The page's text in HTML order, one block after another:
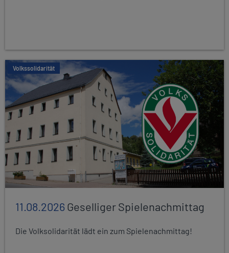
Volkssolidarität
11.08.2026Geselliger Spielenachmittag
Die Volksolidarität lädt ein zum Spielenachmittag!